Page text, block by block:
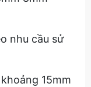
nhu cầu sử
15mm